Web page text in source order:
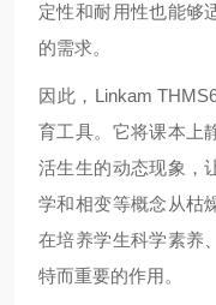
定性和耐用性也能够
的需求。
因此，Linkam
育工具。它将课本上
活生生的动态现象，
学和相变等概念从枯
在培养学生科学素养
特而重要的作用。